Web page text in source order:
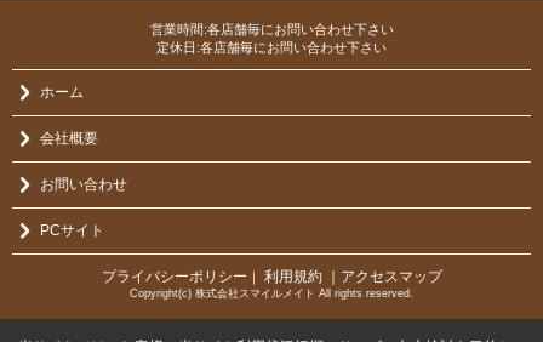
営業時間:各店舗毎にお問い合わせ下さい
定休日:各店舗毎にお問い合わせ下さい
ホーム
会社概要
お問い合わせ
PCサイト
プライバシーポリシー ｜ 利用規約 ｜アクセスマップ
Copyright(c) 株式会社スマイルメイト All rights reserved.